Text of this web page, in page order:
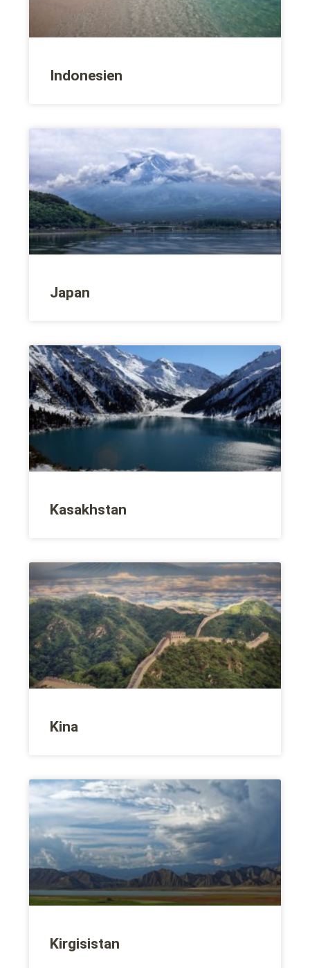
Indonesien
Japan
Kasakhstan
Kina
Kirgisistan